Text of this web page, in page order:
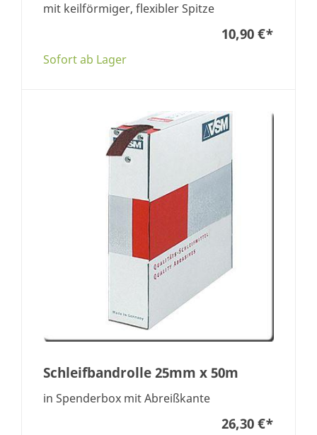
mit keilförmiger, flexibler Spitze
10,90 €*
Sofort ab Lager
Schleifbandrolle 25mm x 50m
in Spenderbox mit Abreißkante
26,30 €*